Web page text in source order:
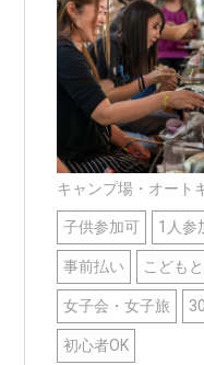
キャンプ場・オート
子供参加可 1人参
事前払い こども
女子会・女子旅
初心者OK